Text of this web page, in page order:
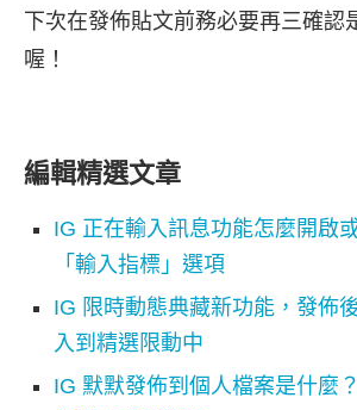
下次在發佈貼文前務必要再三確認
喔！
編輯精選文章
IG 正在輸入訊息功能怎麼開啟
「輸入指標」選項
IG 限時動態典藏新功能，發佈
入到精選限動中
IG 默默發佈到個人檔案是什麼